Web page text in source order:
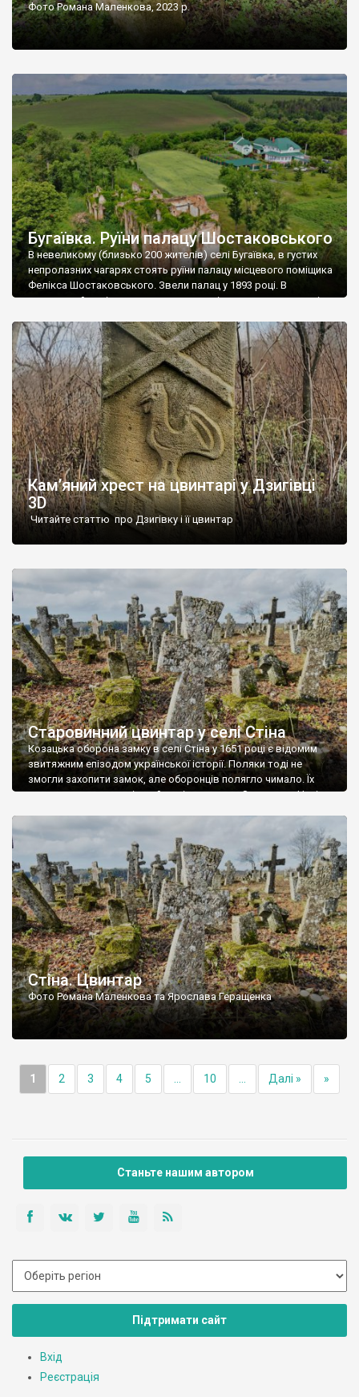
Фото Романа Маленкова, 2023 р.
Бугаївка. Руїни палацу Шостаковського
В невеликому (близько 200 жителів) селі Бугаївка, в густих
непролазних чагарях стоять руїни палацу місцевого поміщика
Фелікса Шостаковського. Звели палац у 1893 році. В
радянський період у ньому спочатку містилася школа, потім
століття тут розмістили туберкульозну лікарню. Коли із
палацу виїхала лікарня – ми точно не […]
Кам’яний хрест на цвинтарі у Дзигівці
3D
Читайте статтю про Дзигівку і її цвинтар
Старовинний цвинтар у селі Стіна
Козацька оборона замку в селі Стіна у 1651 році є відомим
звитяжним епізодом української історії. Поляки тоді не
змогли захопити замок, але оборонців полягло чимало. Їх
поховали на цвинтарі, який тоді називався Замковим. Нині на
ньому чимало хрестів 19 століття, є такі, де епітафії стер […]
Стіна. Цвинтар
Фото Романа Маленкова та Ярослава Геращенка
1 2 3 4 5 10 Далі » »
Станьте нашим автором
Підтримати сайт
Вхід
Реєстрація